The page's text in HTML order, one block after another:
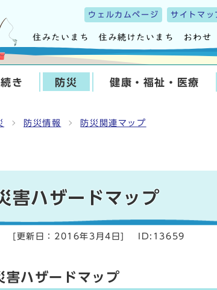
ウェルカムページ サイトマッ
き 防災 健康・福祉・医療
防災情報 防災関連マップ
害ハザードマップ
[更新日： 2016年3月4日 ID:13659
害ハザードマップ